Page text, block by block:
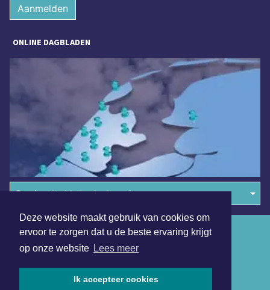
Deze website maakt gebruik van cookies om
ervoor te zorgen dat u de beste ervaring krijgt
op onze website Lees meer
Ik accepteer cookies
Aanmelden
ONLINE DAGBLADEN
Overige dagbladen in de regio
Algemene voorwaarden
Disclaimer